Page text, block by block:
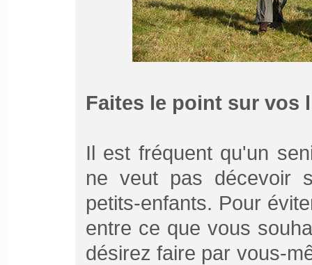
Faites le point sur vos
Il est fréquent qu'un
ne veut pas décevoir
petits-enfants. Pour
entre ce que vous
désirez faire par vous-